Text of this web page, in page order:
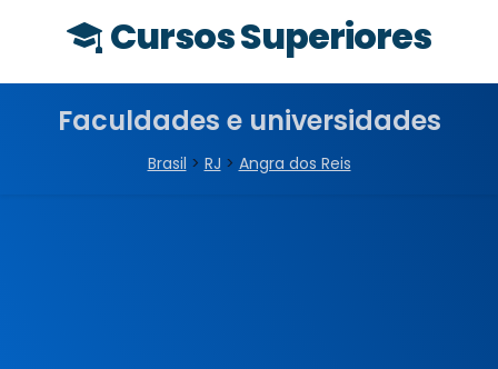
Cursos Superiores
Faculdades e universidades
Brasil > RJ > Angra dos Reis